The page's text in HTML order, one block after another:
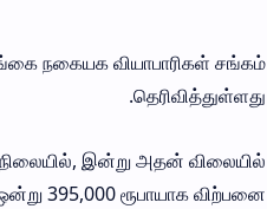
நகையக வியாபாரிகள் சங்கம்
தெரிவித்துள்ளது.
நிலையில், இன்று அதன் விலையில்
395,000 ரூபாயாக விற்பனை